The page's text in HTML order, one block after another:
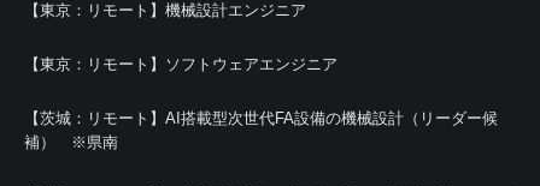
【東京：リモート】機械設計エンジニア
【東京：リモート】ソフトウェアエンジニア
【茨城：リモート】AI搭載型次世代FA設備の機械設計（リーダー候
補） ※県南